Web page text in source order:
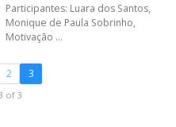
Participantes: Luara dos Santos,
Monique de Paula Sobrinho,
Motivação ...
2 3
of 3